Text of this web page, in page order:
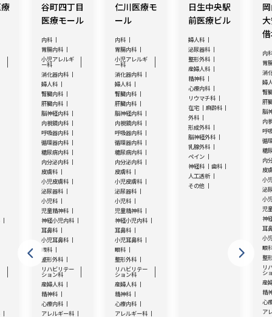
谷町四丁目
医療モール
内科
胃腸内科
小児アレルギ
ー科
消化器内科
婦人科
腎臓内科
肝臓内科
脳神経内科
内視鏡内科
呼吸器内科
循環器内科
糖尿病内科
内分泌内科
皮膚科
小児皮膚科
泌尿器科
小児科
児童精神科
神経小児内科
耳鼻科
小児耳鼻科
眼科
整形外科
リハビリテー
ション科
産婦人科
精神科
心療内科
アレルギー科
仁川医療モ
ール
内科
胃腸内科
小児アレルギ
ー科
消化器内科
婦人科
腎臓内科
肝臓内科
脳神経内科
内視鏡内科
呼吸器内科
循環器内科
糖尿病内科
内分泌内科
皮膚科
小児皮膚科
泌尿器科
小児科
児童精神科
神経小児内科
耳鼻科
小児耳鼻科
眼科
整形外科
リハビリテー
ション科
産婦人科
精神科
心療内科
アレルギー科
日生中央駅
前医療ビル
婦人科
泌尿器科
整形外科
産婦人科
精神科
心療内科
リウマチ科
在宅
麻酔科
外科
形成外科
脳神経外科
乳腺外科
ペイン
神経科
歯科
人工透析
その他
内
胃
消
婦
腎
肝
脳
内
呼
循
糖
内
皮
小
泌
小
児
神
耳
小
眼
整
リ
シ
産
精
心
ア